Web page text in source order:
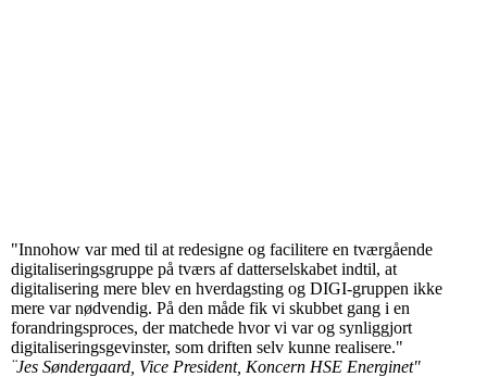
"Innohow var med til at redesigne og facilitere en tværgående
digitaliseringsgruppe på tværs af datterselskabet indtil, at
digitalisering mere blev en hverdagsting og DIGI-gruppen ikke
mere var nødvendig. På den måde fik vi skubbet gang i en
forandringsproces, der matchede hvor vi var og synliggjort
digitaliseringsgevinster, som driften selv kunne realisere."
¨Jes Søndergaard, Vice President, Koncern HSE Energinet"